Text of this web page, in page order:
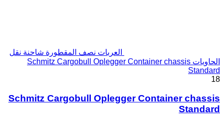
العربات نصف المقطورة شاحنة نقل
الحاويات Schmitz Cargobull Oplegger Container chassis
Standard
18
Schmitz Cargobull Oplegger Container chassis
Standard